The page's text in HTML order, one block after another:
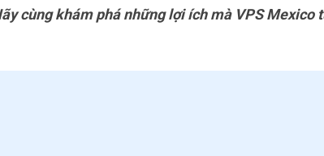
cùng khám phá những lợi ích mà VPS Mexico